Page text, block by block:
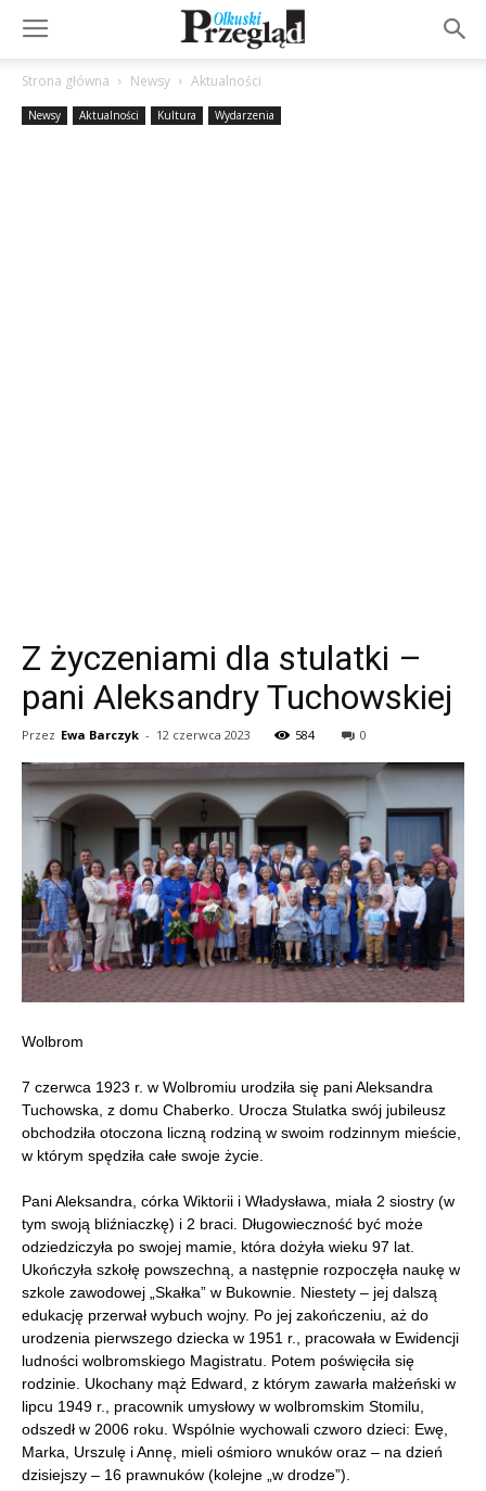
Strona główna Newsy Aktualności
Newsy Aktualności Kultura Wydarzenia
Z życzeniami dla stulatki –
pani Aleksandry Tuchowskiej
Przez Ewa Barczyk - 12 czerwca 2023 584 0
Wolbrom
7 czerwca 1923 r. w Wolbromiu urodziła się pani Aleksandra
Tuchowska, z domu Chaberko. Urocza Stulatka swój jubileusz
obchodziła otoczona liczną rodziną w swoim rodzinnym mieście,
w którym spędziła całe swoje życie.
Pani Aleksandra, córka Wiktorii i Władysława, miała 2 siostry (w
tym swoją bliźniaczkę) i 2 braci. Długowieczność być może
odziedziczyła po swojej mamie, która dożyła wieku 97 lat.
Ukończyła szkołę powszechną, a następnie rozpoczęła naukę w
szkole zawodowej „Skałka” w Bukownie. Niestety – jej dalszą
edukację przerwał wybuch wojny. Po jej zakończeniu, aż do
urodzenia pierwszego dziecka w 1951 r., pracowała w Ewidencji
ludności wolbromskiego Magistratu. Potem poświęciła się
rodzinie. Ukochany mąż Edward, z którym zawarła małżeński w
lipcu 1949 r., pracownik umysłowy w wolbromskim Stomilu,
odszedł w 2006 roku. Wspólnie wychowali czworo dzieci: Ewę,
Marka, Urszulę i Annę, mieli ośmioro wnuków oraz – na dzień
dzisiejszy – 16 prawnuków (kolejne „w drodze”).